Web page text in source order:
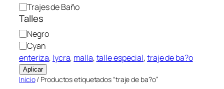
C
a
t
e
g
o
r
í
Trajes de Baño
Talles
C
o
l
o
r
Negro
Cyan
enteriza, lycra, malla, talle especial, traje de ba?o
Aplicar
Inicio/ Productos etiquetados “traje de ba?o”